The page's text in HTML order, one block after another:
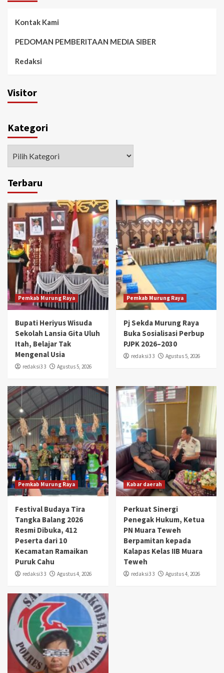
Kontak Kami
PEDOMAN PEMBERITAAN MEDIA SIBER
Redaksi
Visitor
Kategori
Terbaru
Pemkab Murung Raya
Bupati Heriyus Wisuda
Sekolah Lansia Gita Uluh
Itah, Belajar Tak
Mengenal Usia
redaksi3 3 Agustus 5, 2026
Pemkab Murung Raya
Pj Sekda Murung Raya
Buka Sosialisasi Perbup
PJPK 2026–2030
redaksi3 3 Agustus 5, 2026
Pemkab Murung Raya
Festival Budaya Tira
Tangka Balang 2026
Resmi Dibuka, 412
Peserta dari 10
Kecamatan Ramaikan
Puruk Cahu
redaksi3 3 Agustus 4, 2026
Kabar daerah
Perkuat Sinergi
Penegak Hukum, Ketua
PN Muara Teweh
Berpamitan kepada
Kalapas Kelas IIB Muara
Teweh
redaksi3 3 Agustus 4, 2026